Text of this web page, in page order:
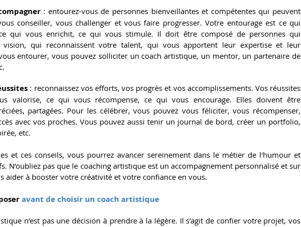
ARTISTIQUE
: entourez-vous de personnes bienveillantes et compétentes qui peuvent
conseiller, vous challenger et vous faire progresser. Votre entourage est ce qui
qui vous enrichit, ce qui vous stimule. Il doit être composé de personnes qui
vision, qui reconnaissent votre talent, qui vous apportent leur expertise et leur
entourer, vous pouvez solliciter un coach artistique, un mentor, un partenaire de
: reconnaissez vos efforts, vos progrès et vos accomplissements. Vos réussites
valorise, ce qui vous récompense, ce qui vous encourage. Elles doivent être
partagées. Pour les célébrer, vous pouvez vous féliciter, vous récompenser,
avec vos proches. Vous pouvez aussi tenir un journal de bord, créer un portfolio,
etc.
et ces conseils, vous pourrez avancer sereinement dans le métier de l'humour et
N’oubliez pas que le coaching artistique est un accompagnement personnalisé et sur
aider à booster votre créativité et votre confiance en vous.
avant de choisir un coach artistique
n’est pas une décision à prendre à la légère. Il s’agit de confier votre projet, vos